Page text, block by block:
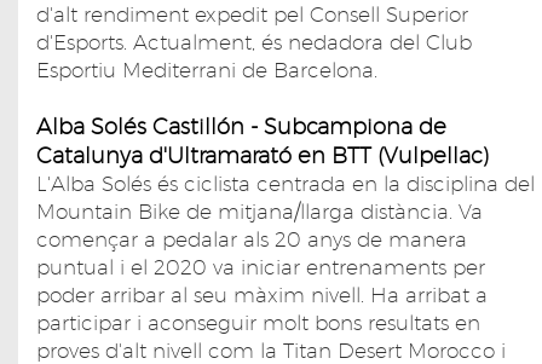
d'alt rendiment expedit pel Consell Superior
d'Esports. Actualment, és nedadora del Club
Esportiu Mediterrani de Barcelona.
Alba Solés Castillón - Subcampiona de
Catalunya d'Ultramarató en BTT (Vulpellac)
L'Alba Solés és ciclista centrada en la disciplina del
Mountain Bike de mitjana/llarga distància. Va
començar a pedalar als 20 anys de manera
puntual i el 2020 va iniciar entrenaments per
poder arribar al seu màxim nivell. Ha arribat a
participar i aconseguir molt bons resultats en
proves d'alt nivell com la Titan Desert Morocco i